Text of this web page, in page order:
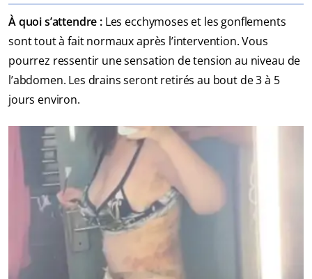
À quoi s’attendre : Les ecchymoses et les gonflements
sont tout à fait normaux après l’intervention. Vous
pourrez ressentir une sensation de tension au niveau de
l’abdomen. Les drains seront retirés au bout de 3 à 5
jours environ.